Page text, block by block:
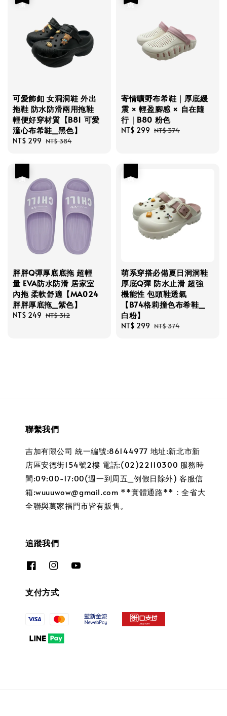
可愛飾釦 女洞洞鞋 外出
拖鞋 防水防滑兩用拖鞋
輕便好穿材質【B81 可愛
潼心布希鞋_黑色】
Sale
NT$ 299 Regular
NT$ 384
寄情曠野布希鞋｜厚底緩
震 × 輕盈腳感 × 自在隨
行｜B80 粉色
Sale
NT$ 299 Regular
NT$ 374
胖胖Q彈厚底底拖 超輕
量 EVA防水防滑 居家室
內拖 柔軟舒適【MA024
胖胖厚底拖_紫色】
Sale
NT$ 249 Regular
NT$ 312
萌系穿搭必備夏日洞洞鞋
厚底Q彈 防水止滑 超強
機能性 包頭鞋透氣
【B74格莉撞色布希鞋_
白粉】
Sale
NT$ 299 Regular
NT$ 374
聯繫我們
吉加有限公司 統一編號:86144977 地址:新北市新
店區安德街154號2樓 電話:(02)22110300 服務時
間:09:00~17:00(週一到周五_例假日除外) 客服信
箱:wuuuwow@gmail.com **實體通路**：全省大
全聯與萬家福門市皆有販售。
追蹤我們
支付方式